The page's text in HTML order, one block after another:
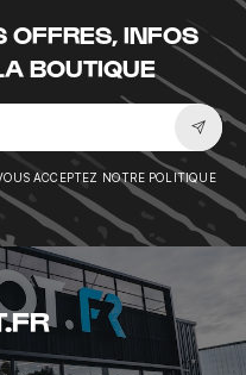
OFFRES, INFOS
BOUTIQUE
ACCEPTEZ NOTRE POLITIQUE